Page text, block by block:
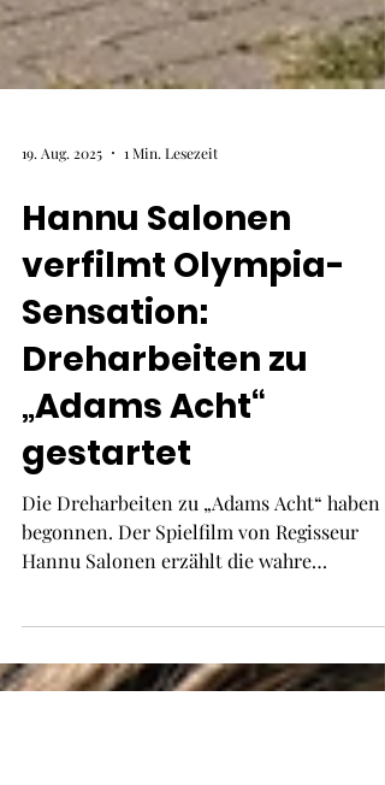
19. Aug. 2025 1 Min. Lesezeit
Hannu Salonen
verfilmt Olympia-
Sensation:
Dreharbeiten zu
„Adams Acht“
gestartet
Die Dreharbeiten zu „Adams Acht“ haben
begonnen. Der Spielfilm von Regisseur
Hannu Salonen erzählt die wahre